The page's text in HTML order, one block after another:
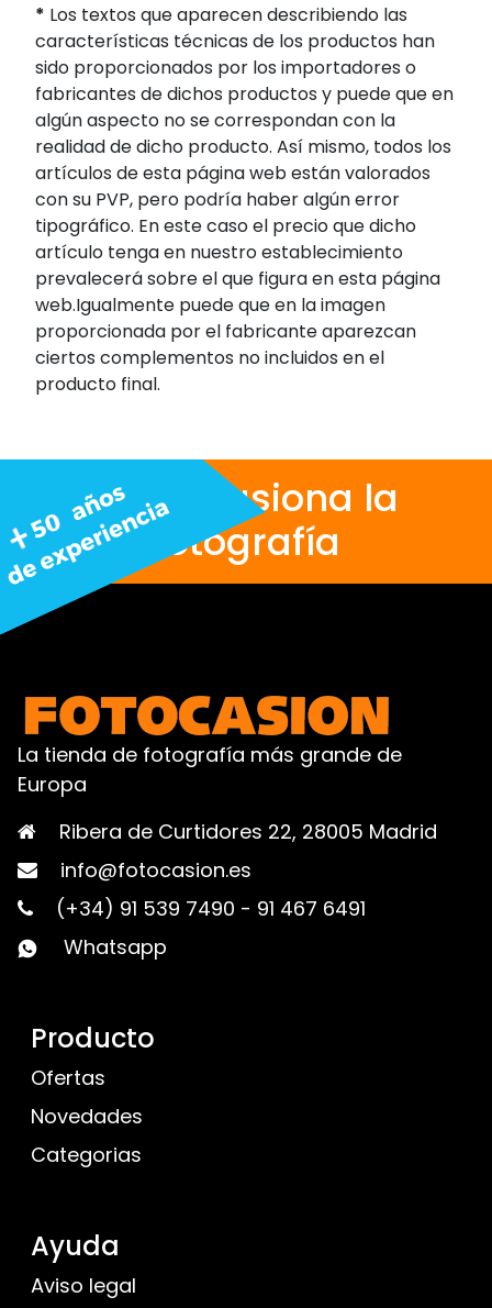
* Los textos que aparecen describiendo las
características técnicas de los productos han
sido proporcionados por los importadores o
fabricantes de dichos productos y puede que en
algún aspecto no se correspondan con la
realidad de dicho producto. Así mismo, todos los
artículos de esta página web están valorados
con su PVP, pero podría haber algún error
tipográfico. En este caso el precio que dicho
artículo tenga en nuestro establecimiento
prevalecerá sobre el que figura en esta página
web.Igualmente puede que en la imagen
proporcionada por el fabricante aparezcan
ciertos complementos no incluidos en el
producto final.
Nos apasiona la
fotografía
La tienda de fotografía más grande de
Europa
Ribera de Curtidores 22, 28005 Madrid
info@fotocasion.es
(+34) 91 539 7490 - 91 467 6491
Whatsapp
Producto
Ofertas
Novedades
Categorias
Ayuda
Aviso legal